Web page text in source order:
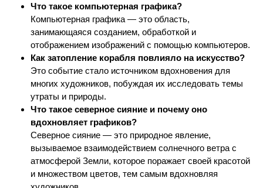
Что такое компьютерная графика?
Компьютерная графика — это область,
занимающаяся созданием, обработкой и
отображением изображений с помощью компьютеров.
Как затопление корабля повлияло на искусство?
Это событие стало источником вдохновения для
многих художников, побуждая их исследовать темы
утраты и природы.
Что такое северное сияние и почему оно
вдохновляет графиков?
Северное сияние — это природное явление,
вызываемое взаимодействием солнечного ветра с
атмосферой Земли, которое поражает своей красотой
и множеством цветов, тем самым вдохновляя